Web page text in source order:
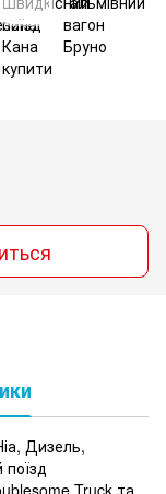
Дизель,
поїзд
Truck та